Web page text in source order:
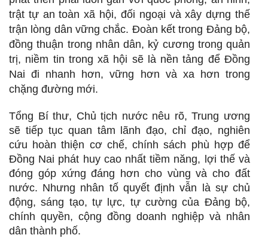
trật tự an toàn xã hội, đối ngoại và xây dựng thế
trận lòng dân vững chắc. Đoàn kết trong Đảng bộ,
đồng thuận trong nhân dân, kỷ cương trong quản
trị, niềm tin trong xã hội sẽ là nền tảng để Đồng
Nai đi nhanh hơn, vững hơn và xa hơn trong
chặng đường mới.
Tổng Bí thư, Chủ tịch nước nêu rõ, Trung ương
sẽ tiếp tục quan tâm lãnh đạo, chỉ đạo, nghiên
cứu hoàn thiện cơ chế, chính sách phù hợp để
Đồng Nai phát huy cao nhất tiềm năng, lợi thế và
đóng góp xứng đáng hơn cho vùng và cho đất
nước. Nhưng nhân tố quyết định vẫn là sự chủ
động, sáng tạo, tự lực, tự cường của Đảng bộ,
chính quyền, cộng đồng doanh nghiệp và nhân
dân thành phố.